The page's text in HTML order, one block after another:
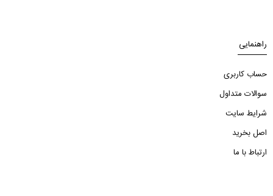
راهنمایی
حساب کاربری
سوالات متداول
شرایط سایت
اصل بخرید
ارتباط با ما